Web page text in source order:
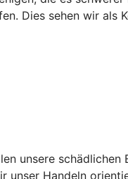
Dies sehen wir
unsere
unser Handeln